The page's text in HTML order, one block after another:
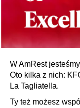
W AmRest
Oto kilka z nich:
La Tagliatella.
Ty też możesz